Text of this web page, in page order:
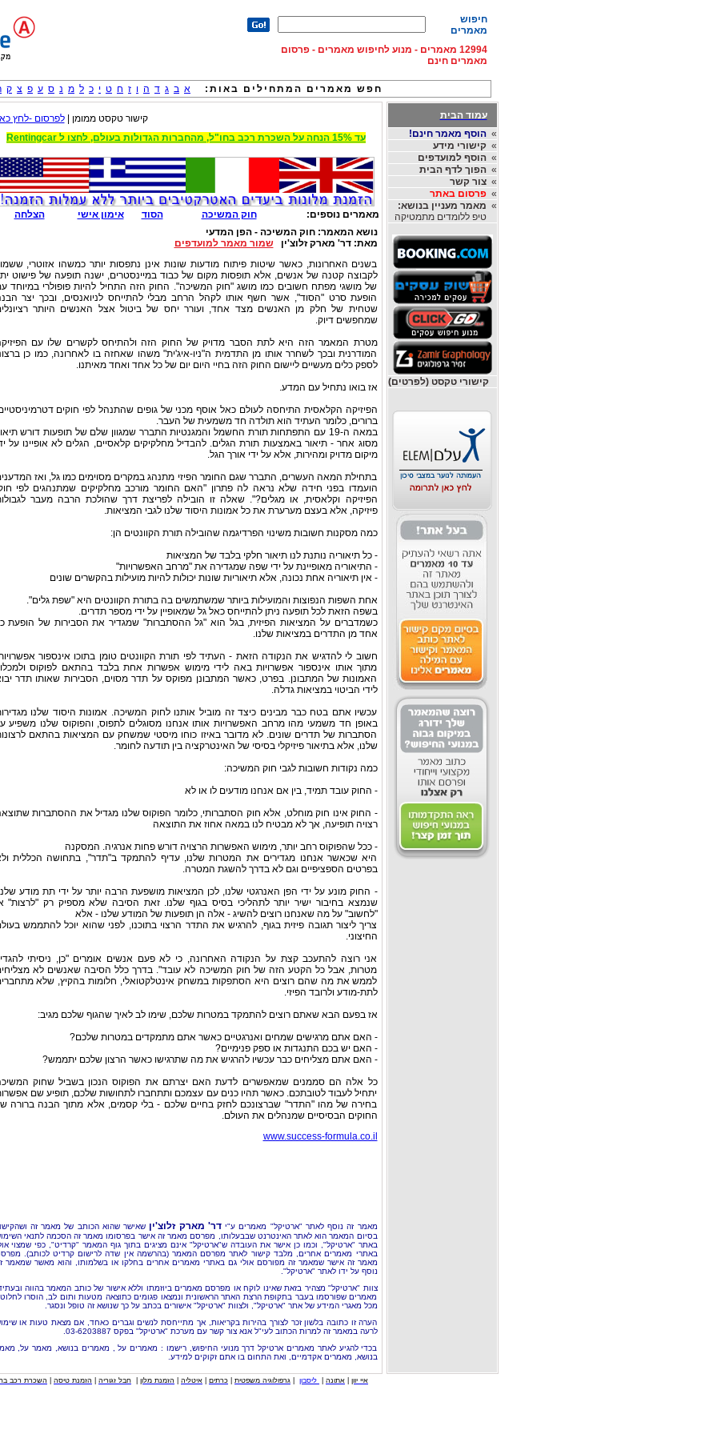
חיפוש
מאמרים
12994 מאמרים - מנוע לחיפוש מאמרים - פרסום
מאמרים חינם
חפש מאמרים המתחילים באות: א ב ג ד ה ו ז ח ט י כ ל מ נ ס ע פ צ ק
עמוד הבית
»הוסף מאמר חינם!
»קישורי מידע
»הוסף למועדפים
»הפוך לדף הבית
»צור קשר
»פרסום באתר
» מאמר מעניין בנושא:
טיפ ללומדים מתמטיקה
קישורי טקסט (לפרטים)
קישור טקסט ממומן |לפרסום -לחץ
עד 15% הנחה על השכרת רכב בחו"ל, מהחברות הגדולות בעולם, לחצו ל Rentingcar
מאמרים נוספים: חוק המשיכה הסוד אימון אישי
הצלחה
נושא המאמר:חוק המשיכה - הפן המדעי
מאת:דר' מארק זלוצ'יןשמור מאמר למועדפים
בשנים האחרונות, כאשר שיטות פיתוח מודעות שונות אינן נתפסות יותר כמשהו אזוטרי,
לקבוצה קטנה של אנשים, אלא תופסות מקום של כבוד במיינסטרים, ישנה תופעה של פישוט
של מושגי מפתח חשובים כמו מושג "חוק המשיכה". החוק הזה התחיל להיות פופולרי במיוחד
הופעת סרט "הסוד", אשר חשף אותו לקהל הרחב מבלי להתייחס לניואנסים, ובכך יצר
שטחית של חלק מן האנשים מצד אחד, ועורר יחס של ביטול אצל האנשים היותר
שמחפשים דיוק.
מטרת המאמר הזה היא לתת הסבר מדויק של החוק הזה ולהתיחס לקשרים שלו עם
המודרנית ובכך לשחרר אותו מן התדמית ה"ניו-איג'ית" משהו שאחזה בו לאחרונה, כמו כן
לספק כלים מעשיים ליישום החוק הזה בחיי היום יום של כל אחד ואחד מאיתנו.
אז בואו נתחיל עם המדע.
הפיזיקה הקלאסית התיחסה לעולם כאל אוסף מכני של גופים שהתנהל לפי חוקים
ברורים, כלומר העתיד הוא תולדה חד משמעית של העבר.
במאה ה-19 עם התפתחות תורת החשמל והמגנטיות התברר שמגוון שלם של תופעות דורש
מסוג אחר - תיאור באמצעות תורת הגלים. להבדיל מחלקיקים קלאסיים, הגלים לא אופיינו על
מיקום מדויק ומהירות, אלא על ידי אורך הגל.
בתחילת המאה העשרים, התברר שגם החומר הפיזי מתנהג במקרים מסוימים כמו גל, ואז
הועמדו בפני חידה שלא נראה לה פתרון "האם החומר מורכב מחלקיקים שמתנהגים לפי
הפיזיקה וקלאסית, או מגלים?". שאלה זו הובילה לפריצת דרך שהולכת הרבה מעבר
פיזיקה, אלא בעצם מערערת את כל אמונות היסוד שלנו לגבי המציאות.
כמה מסקנות חשובות משינוי הפרדיגמה שהובילה תורת הקוונטים הן:
- כל תיאוריה נותנת לנו תיאור חלקי בלבד של המציאות
- התיאוריה מאופיינת על ידי שפה שמגדירה את "מרחב האפשרויות"
- אין תיאוריה אחת נכונה, אלא תיאוריות שונות יכולות להיות מועילות בהקשרים שונים
אחת השפות הנפוצות והמועילות ביותר שמשתמשים בה בתורת הקוונטים היא "שפת גלים".
בשפה הזאת לכל תופעה ניתן להתייחס כאל גל שמאופיין על ידי מספר תדרים.
כשמדברים על המציאות הפיזית, בגל הוא "גל ההסתברות" שמגדיר את הסבירות של הופעת
אחד מן התדרים במציאות שלנו.
חשוב לי להדגיש את הנקודה הזאת - העתיד לפי תורת הקוונטים טומן בתוכו אינספור
מתוך אותו אינספור אפשרויות באה לידי מימוש אפשרות אחת בלבד בהתאם לפוקוס
האמונות של המתבונן. בפרט, כאשר המתבונן מפוקס על תדר מסוים, הסבירות שאותו תדר
לידי הביטוי במציאות גדלה.
עכשיו אתם בטח כבר מבינים כיצד זה מוביל אותנו לחוק המשיכה. אמונות היסוד שלנו
באופן חד משמעי מהו מרחב האפשרויות אותו אנחנו מסוגלים לתפוס, והפוקוס שלנו משפיע
הסתברות של תדרים שונים. לא מדובר באיזו כוחו מיסטי שמשחק עם המציאות בהתאם
שלנו, אלא בתיאור פיזיקלי בסיסי של האינטרקציה בין תודעה לחומר.
כמה נקודות חשובות לגבי חוק המשיכה:
- החוק עובד תמיד, בין אם אנחנו מודעים לו או לא
- החוק אינו חוק מוחלט, אלא חוק הסתברותי, כלומר הפוקוס שלנו מגדיל את ההסתברות
רצויה תופיעה, אך לא מבטיח לנו במאה אחוז את התוצאה
- ככל שהפוקוס רחב יותר, מימוש האפשרות הרצויה דורש פחות אנרגיה. המסקנה
היא שכאשר אנחנו מגדירים את המטרות שלנו, עדיף להתמקד ב"תדר", בתחושה הכללית
בפרטים הספציפיים וגם לא בדרך להשגת המטרה.
- החוק מונע על ידי הפן האנרגטי שלנו, לכן המציאות מושפעת הרבה יותר על ידי תת מודע
שנמצא בחיבור ישיר יותר לתהליכי בסיס בגוף שלנו. זאת הסיבה שלא מספיק רק "לרצות"
"לחשוב" על מה שאנחנו רוצים להשיג - אלה הן תופעות של המודע שלנו - אלא
צריך ליצור תגובה פיזית בגוף, להרגיש את התדר הרצוי בתוכנו, לפני שהוא יוכל להתממש
החיצוני.
אני רוצה להתעכב קצת על הנקודה האחרונה, כי לא פעם אנשים אומרים "כן, ניסיתי
מטרות, אבל כל הקטע הזה של חוק המשיכה לא עובד". בדרך כלל הסיבה שאנשים לא
לממש את מה שהם רוצים היא הסתפקות במשחק אינטלקטואלי, חלומות בהקיץ, שלא
לתת-מודע ולרובד הפיזי.
אז בפעם הבא שאתם רוצים להתמקד במטרות שלכם, שימו לב לאיך שהגוף שלכם מגיב:
- האם אתם מרגישים שמחים ואנרגטיים כאשר אתם מתמקדים במטרות שלכם?
- האם יש בכם התנגדות או ספק פנימיים?
- האם אתם מצליחים כבר עכשיו להרגיש את מה שתרגישו כאשר הרצון שלכם יתממש?
כל אלה הם סממנים שמאפשרים לדעת האם יצרתם את הפוקוס הנכון בשביל שחוק
יתחיל לעבוד לטובתכם. כאשר תהיו כנים עם עצמכם ותתחברו לתחושות שלכם, תופיע שם
בחירה של מהו "התדר" שברצונכם לחזק בחיים שלכם - בלי קסמים, אלא מתוך הבנה ברורה
החוקים הבסיסיים שמנהלים את העולם.
www.success-formula.co.il
מאמר זה נוסף לאתר "ארטיקל" מאמרים ע"ידר' מארק זלוצ'ין שאישר שהוא הכותב של מאמר זה
בסיום המאמר הוא לאתר האינטרנט שבבעלותו, מפרסם מאמר זה אישר בפרסומו מאמר זה הסכמה לתנאי
באתר "ארטיקל", וכמו כן אישר את העובדה ש"ארטיקל" אינם מציגים בתוך גוף המאמר "קרדיט", כפי שמצוי
באתרי מאמרים אחרים, מלבד קישור לאתר מפרסם המאמר (בהרשמה אין שדה לרישום קרדיט לכותב).
מאמר זה אישר שמאמר זה מפורסם אולי גם באתרי מאמרים אחרים בחלקו או בשלמותו, והוא מאשר שמאמר
נוסף על ידו לאתר "ארטיקל".
צוות "ארטיקל" מצהיר בזאת שאינו לוקח או מפרסם מאמרים ביוזמתו וללא אישור של כותב המאמר בהווה
מאמרים שפורסמו בעבר בתקופת הרצת האתר הראשונית ונמצאו פגומים כתוצאה מטעות ותום לב, הוסרו
מכל מאגרי המידע של אתר "ארטיקל", ולצוות "ארטיקל" אישורים בכתב על כך שנושא זה טופל ונסגר.
הערה זו כתובה בלשון זכר לצורך בהירות בקריאות, אך מתייחסת לנשים וגברים כאחד, אם מצאת טעות או
לרעה במאמר זה למרות הכתוב לעי"ל אנא צור קשר עם מערכת "ארטיקל" בפקס 03-6203887.
בכדי להגיע לאתר מאמרים ארטיקל דרך מנועי החיפוש, רישמו : מאמרים על , מאמרים בנושא, מאמר על,
בנושא, מאמרים אקדמיים, ואת התחום בו אתם זקוקים למידע.
איי יוון אתונה ליסבון גרפולוגיה משפטית כרתים איטליה הזמנת מלון חבל זגוריה הזמנת טיסה השכרת רכב